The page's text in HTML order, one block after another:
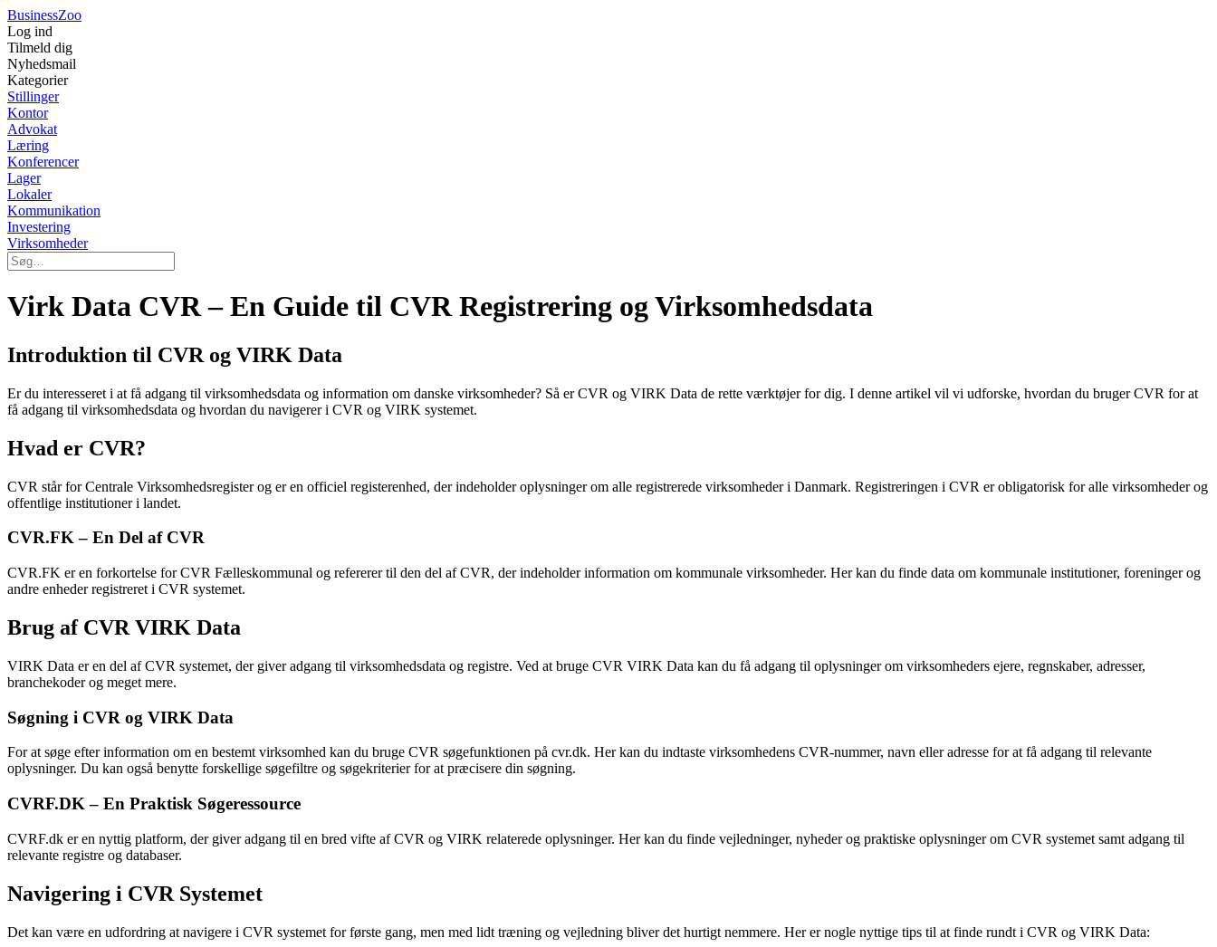
BusinessZoo
Log ind
Tilmeld dig
Nyhedsmail
Kategorier
Stillinger
Kontor
Advokat
Læring
Konferencer
Lager
Lokaler
Kommunikation
Investering
Virksomheder
Virk Data CVR – En Guide til CVR Registrering og Virksomhedsdata
Introduktion til CVR og VIRK Data
Er du interesseret i at få adgang til virksomhedsdata og information om danske virksomheder? Så er CVR og VIRK Data de rette værktøjer for dig. I denne artikel vil vi udforske, hvordan du bruger CVR for at
få adgang til virksomhedsdata og hvordan du navigerer i CVR og VIRK systemet.
Hvad er CVR?
CVR står for Centrale Virksomhedsregister og er en officiel registerenhed, der indeholder oplysninger om alle registrerede virksomheder i Danmark. Registreringen i CVR er obligatorisk for alle virksomheder og
offentlige institutioner i landet.
CVR.FK – En Del af CVR
CVR.FK er en forkortelse for CVR Fælleskommunal og refererer til den del af CVR, der indeholder information om kommunale virksomheder. Her kan du finde data om kommunale institutioner, foreninger og
andre enheder registreret i CVR systemet.
Brug af CVR VIRK Data
VIRK Data er en del af CVR systemet, der giver adgang til virksomhedsdata og registre. Ved at bruge CVR VIRK Data kan du få adgang til oplysninger om virksomheders ejere, regnskaber, adresser,
branchekoder og meget mere.
Søgning i CVR og VIRK Data
For at søge efter information om en bestemt virksomhed kan du bruge CVR søgefunktionen på cvr.dk. Her kan du indtaste virksomhedens CVR-nummer, navn eller adresse for at få adgang til relevante
oplysninger. Du kan også benytte forskellige søgefiltre og søgekriterier for at præcisere din søgning.
CVRF.DK – En Praktisk Søgeressource
CVRF.dk er en nyttig platform, der giver adgang til en bred vifte af CVR og VIRK relaterede oplysninger. Her kan du finde vejledninger, nyheder og praktiske oplysninger om CVR systemet samt adgang til
relevante registre og databaser.
Navigering i CVR Systemet
Det kan være en udfordring at navigere i CVR systemet for første gang, men med lidt træning og vejledning bliver det hurtigt nemmere. Her er nogle nyttige tips til at finde rundt i CVR og VIRK Data: